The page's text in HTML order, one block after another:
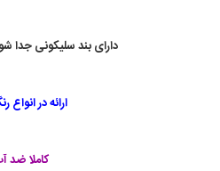
دارای بند سلیکونی جدا
ارائه در انواع
کاملا ضد